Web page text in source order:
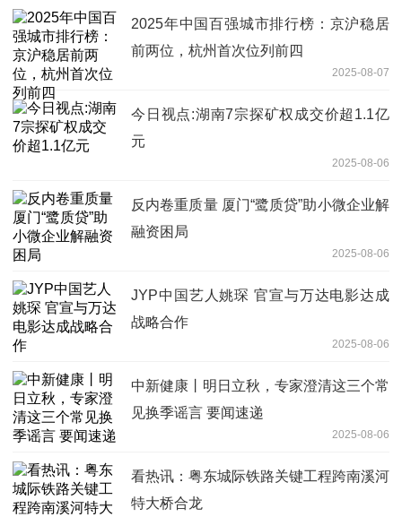
2025年中国百强城市排行榜：京沪稳居
前两位，杭州首次位列前四
2025-08-07
今日视点:湖南7宗探矿权成交价超1.1亿
元
2025-08-06
反内卷重质量 厦门“鹭质贷”助小微企业解
融资困局
2025-08-06
JYP中国艺人姚琛 官宣与万达电影达成
战略合作
2025-08-06
中新健康丨明日立秋，专家澄清这三个常
见换季谣言 要闻速递
2025-08-06
看热讯：粤东城际铁路关键工程跨南溪河
特大桥合龙